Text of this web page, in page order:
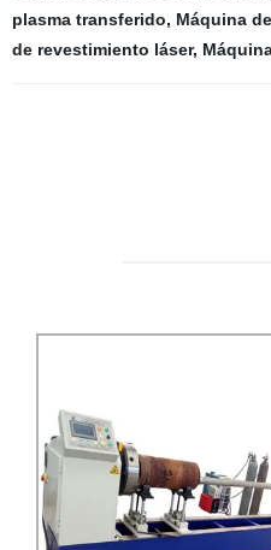
plasma transferido, Máquina
de revestimiento láser,